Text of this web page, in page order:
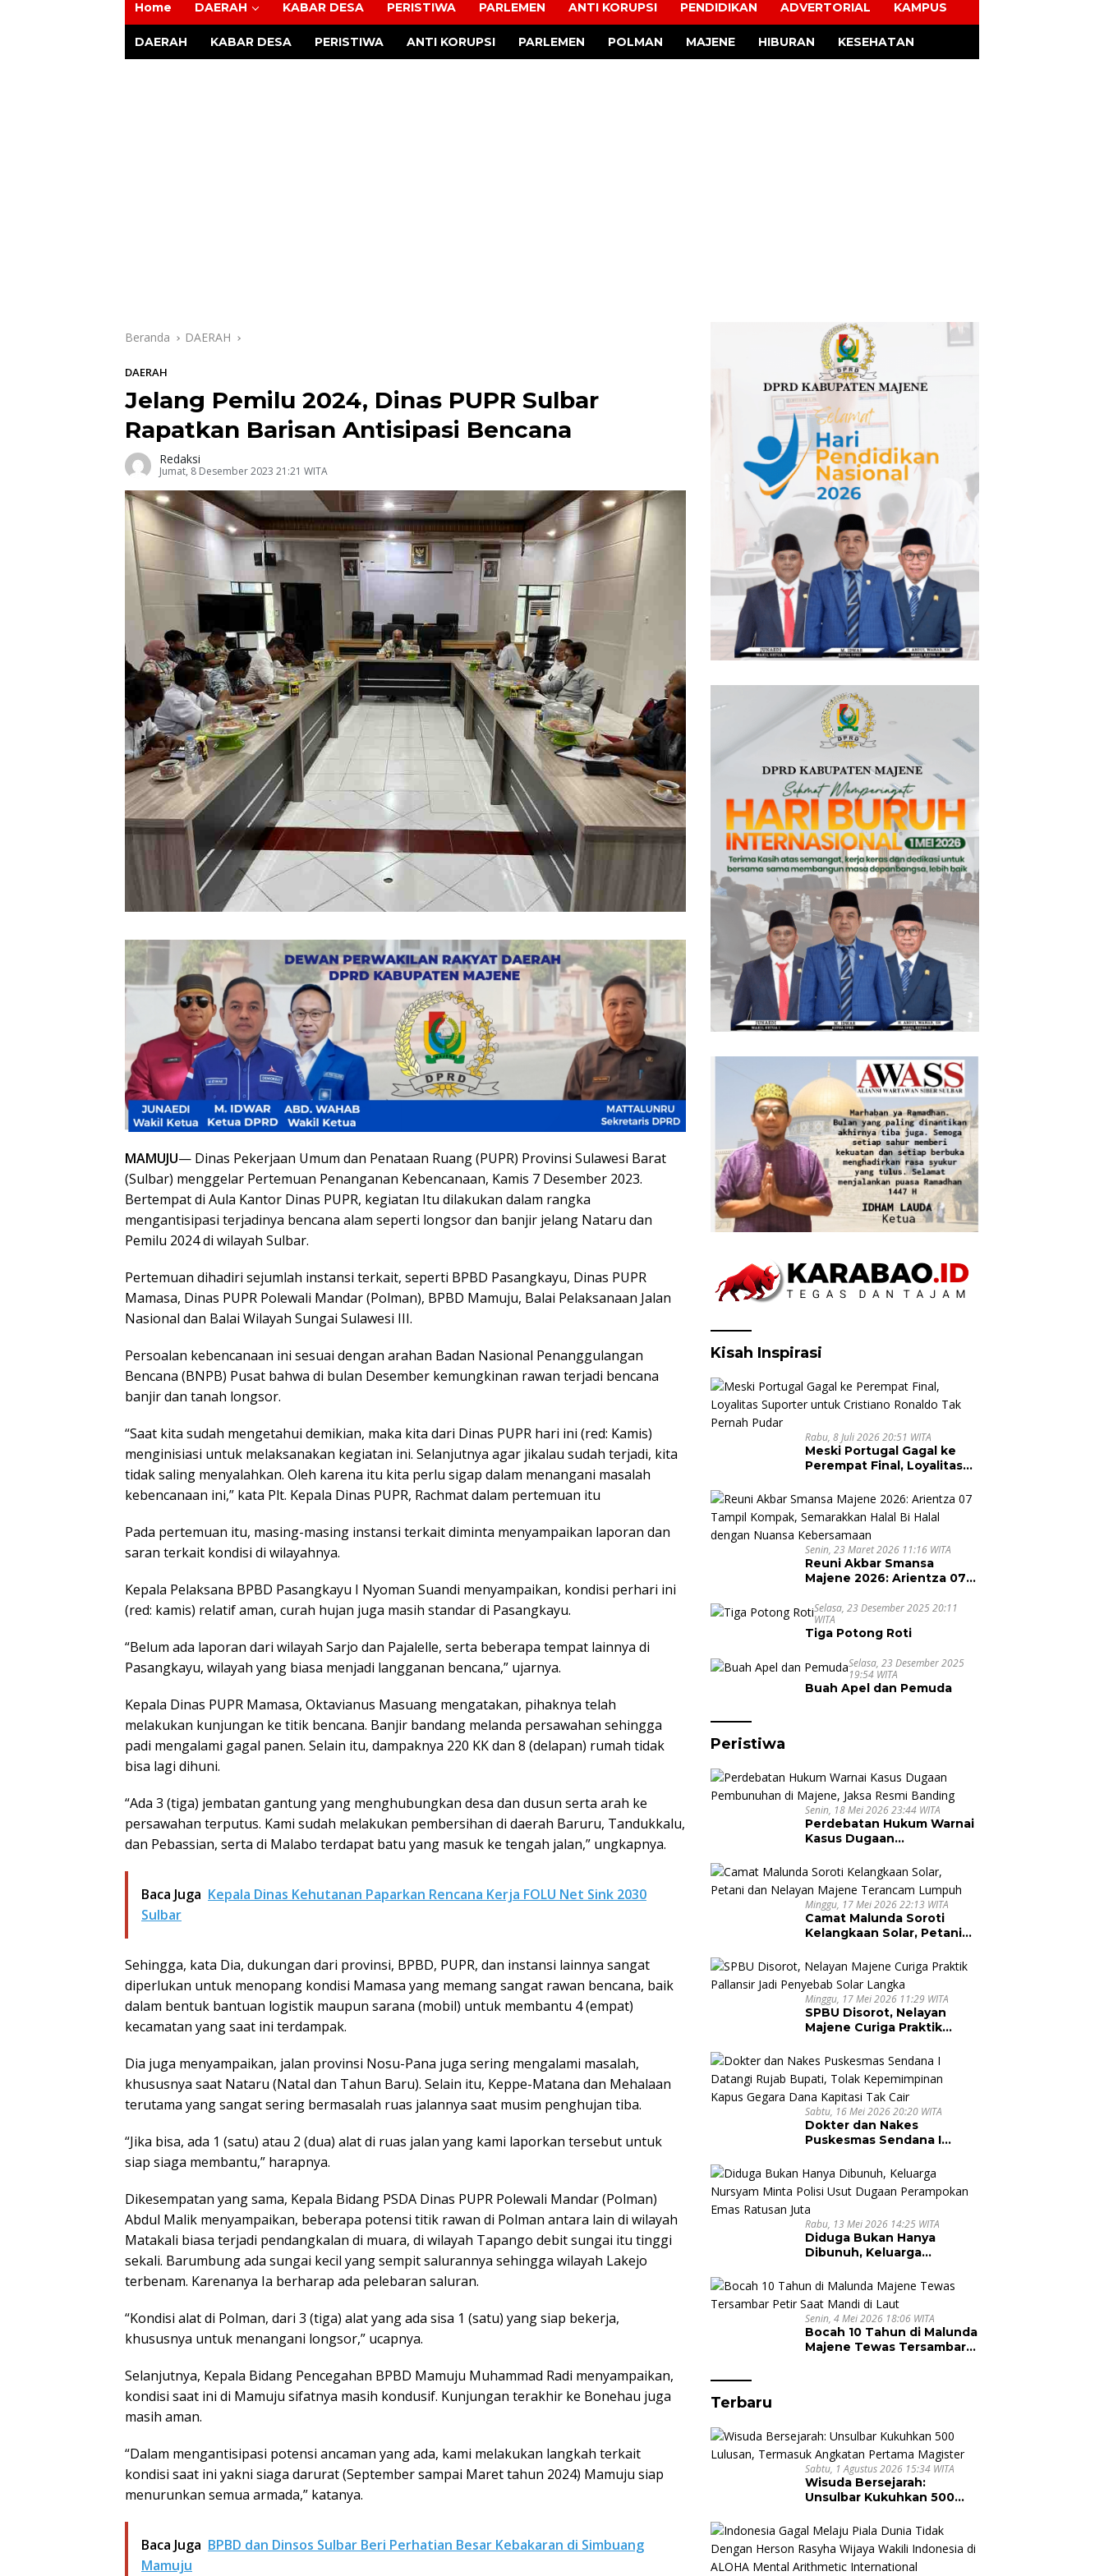
Home DAERAH KABAR DESA PERISTIWA PARLEMEN ANTI KORUPSI PENDIDIKAN ADVERTORIAL KAMPUS
DAERAH KABAR DESA PERISTIWA ANTI KORUPSI PARLEMEN POLMAN MAJENE HIBURAN KESEHATAN
Beranda DAERAH
DAERAH
Jelang Pemilu 2024, Dinas PUPR Sulbar
Rapatkan Barisan Antisipasi Bencana
Redaksi
Jumat, 8 Desember 2023 21:21 WITA
MAMUJU— Dinas Pekerjaan Umum dan Penataan Ruang (PUPR) Provinsi Sulawesi Barat
(Sulbar) menggelar Pertemuan Penanganan Kebencanaan, Kamis 7 Desember 2023.
Bertempat di Aula Kantor Dinas PUPR, kegiatan Itu dilakukan dalam rangka
mengantisipasi terjadinya bencana alam seperti longsor dan banjir jelang Nataru dan
Pemilu 2024 di wilayah Sulbar.
Pertemuan dihadiri sejumlah instansi terkait, seperti BPBD Pasangkayu, Dinas PUPR
Mamasa, Dinas PUPR Polewali Mandar (Polman), BPBD Mamuju, Balai Pelaksanaan Jalan
Nasional dan Balai Wilayah Sungai Sulawesi III.
Persoalan kebencanaan ini sesuai dengan arahan Badan Nasional Penanggulangan
Bencana (BNPB) Pusat bahwa di bulan Desember kemungkinan rawan terjadi bencana
banjir dan tanah longsor.
“Saat kita sudah mengetahui demikian, maka kita dari Dinas PUPR hari ini (red: Kamis)
menginisiasi untuk melaksanakan kegiatan ini. Selanjutnya agar jikalau sudah terjadi, kita
tidak saling menyalahkan. Oleh karena itu kita perlu sigap dalam menangani masalah
kebencanaan ini,” kata Plt. Kepala Dinas PUPR, Rachmat dalam pertemuan itu
Pada pertemuan itu, masing-masing instansi terkait diminta menyampaikan laporan dan
saran terkait kondisi di wilayahnya.
Kepala Pelaksana BPBD Pasangkayu I Nyoman Suandi menyampaikan, kondisi perhari ini
(red: kamis) relatif aman, curah hujan juga masih standar di Pasangkayu.
“Belum ada laporan dari wilayah Sarjo dan Pajalelle, serta beberapa tempat lainnya di
Pasangkayu, wilayah yang biasa menjadi langganan bencana,” ujarnya.
Kepala Dinas PUPR Mamasa, Oktavianus Masuang mengatakan, pihaknya telah
melakukan kunjungan ke titik bencana. Banjir bandang melanda persawahan sehingga
padi mengalami gagal panen. Selain itu, dampaknya 220 KK dan 8 (delapan) rumah tidak
bisa lagi dihuni.
“Ada 3 (tiga) jembatan gantung yang menghubungkan desa dan dusun serta arah ke
persawahan terputus. Kami sudah melakukan pembersihan di daerah Baruru, Tandukkalu,
dan Pebassian, serta di Malabo terdapat batu yang masuk ke tengah jalan,” ungkapnya.
Baca Juga Kepala Dinas Kehutanan Paparkan Rencana Kerja FOLU Net Sink 2030
Sulbar
Sehingga, kata Dia, dukungan dari provinsi, BPBD, PUPR, dan instansi lainnya sangat
diperlukan untuk menopang kondisi Mamasa yang memang sangat rawan bencana, baik
dalam bentuk bantuan logistik maupun sarana (mobil) untuk membantu 4 (empat)
kecamatan yang saat ini terdampak.
Dia juga menyampaikan, jalan provinsi Nosu-Pana juga sering mengalami masalah,
khususnya saat Nataru (Natal dan Tahun Baru). Selain itu, Keppe-Matana dan Mehalaan
terutama yang sangat sering bermasalah ruas jalannya saat musim penghujan tiba.
“Jika bisa, ada 1 (satu) atau 2 (dua) alat di ruas jalan yang kami laporkan tersebut untuk
siap siaga membantu,” harapnya.
Dikesempatan yang sama, Kepala Bidang PSDA Dinas PUPR Polewali Mandar (Polman)
Abdul Malik menyampaikan, beberapa potensi titik rawan di Polman antara lain di wilayah
Matakali biasa terjadi pendangkalan di muara, di wilayah Tapango debit sungai itu tinggi
sekali. Barumbung ada sungai kecil yang sempit salurannya sehingga wilayah Lakejo
terbenam. Karenanya Ia berharap ada pelebaran saluran.
“Kondisi alat di Polman, dari 3 (tiga) alat yang ada sisa 1 (satu) yang siap bekerja,
khususnya untuk menangani longsor,” ucapnya.
Selanjutnya, Kepala Bidang Pencegahan BPBD Mamuju Muhammad Radi menyampaikan,
kondisi saat ini di Mamuju sifatnya masih kondusif. Kunjungan terakhir ke Bonehau juga
masih aman.
“Dalam mengantisipasi potensi ancaman yang ada, kami melakukan langkah terkait
kondisi saat ini yakni siaga darurat (September sampai Maret tahun 2024) Mamuju siap
menurunkan semua armada,” katanya.
Baca Juga BPBD dan Dinsos Sulbar Beri Perhatian Besar Kebakaran di Simbuang
Mamuju
Kisah Inspirasi
Rabu, 8 Juli 2026 20:51 WITA
Meski Portugal Gagal ke
Perempat Final, Loyalitas
Ronaldo Tak Pernah Pudar
Senin, 23 Maret 2026 11:16 WITA
Reuni Akbar Smansa
Majene 2026: Arientza 07
Semarakkan Halal Bi Halal
dengan Nuansa
Kebersamaan
Selasa, 23 Desember 2025 20:11
WITA
Tiga Potong Roti
Selasa, 23 Desember 2025
19:54 WITA
Buah Apel dan Pemuda
Peristiwa
Senin, 18 Mei 2026 23:44 WITA
Perdebatan Hukum Warnai
Kasus Dugaan
Jaksa Resmi Banding
Minggu, 17 Mei 2026 22:13 WITA
Camat Malunda Soroti
Kelangkaan Solar, Petani
Terancam Lumpuh
Minggu, 17 Mei 2026 11:29 WITA
SPBU Disorot, Nelayan
Majene Curiga Praktik
Solar Langka
Sabtu, 16 Mei 2026 20:20 WITA
Dokter dan Nakes
Puskesmas Sendana I
Tolak Kepemimpinan
Kapus Gegara Dana
Kapitasi Tak Cair
Rabu, 13 Mei 2026 14:25 WITA
Diduga Bukan Hanya
Dibunuh, Keluarga
Dugaan Perampokan Emas
Ratusan Juta
Senin, 4 Mei 2026 18:06 WITA
Bocah 10 Tahun di Malunda
Majene Tewas Tersambar
Terbaru
Sabtu, 1 Agustus 2026 15:34 WITA
Wisuda Bersejarah:
Unsulbar Kukuhkan 500
Angkatan Pertama
Magister